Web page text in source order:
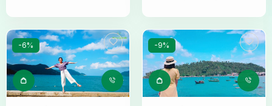
đó sẽ là một bữa tiệc BBQ hải sản tươi ngon được
chế biến ngay tại chỗ, hoặc những món ăn đặc sản
địa phương mang đậm hương vị của biển cả, tất cả
đều được chuẩn bị công phu bởi đội ngũ Nụ Cười
Mê Kông.
-6% -9%